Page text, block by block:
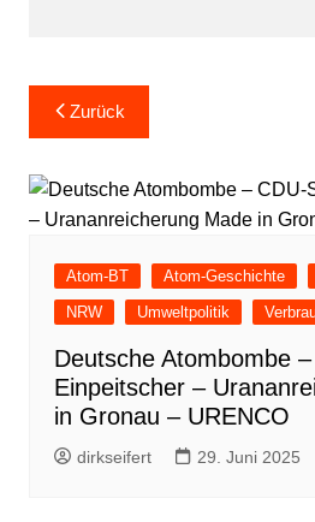
Beitragsnavigation
Zurück
Atom-BT Atom-Geschichte
NRW
Umweltpolitik
Deutsche Atombombe
Einpeitscher –
in Gronau – URENCO
dirkseifert 29. Juni 2025